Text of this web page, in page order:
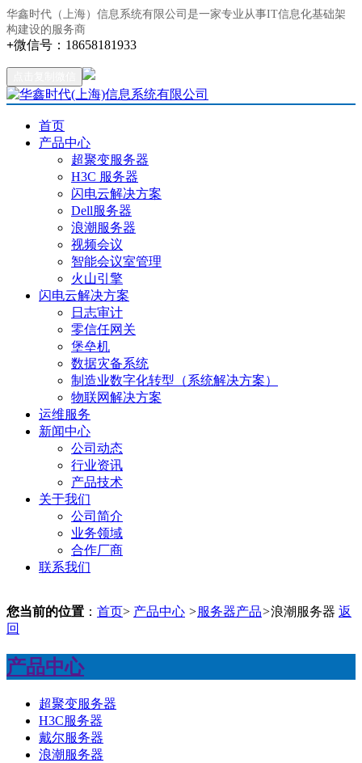
华鑫时代（上海）信息系统有限公司是一家专业从事IT信息化基础架
构建设的服务商
+微信号： 18658181933
首页
产品中心
超聚变服务器
H3C 服务器
闪电云解决方案
Dell服务器
浪潮服务器
视频会议
智能会议室管理
火山引擎
闪电云解决方案
日志审计
零信任网关
堡垒机
数据灾备系统
制造业数字化转型（系统解决方案）
物联网解决方案
运维服务
新闻中心
公司动态
行业资讯
产品技术
关于我们
公司简介
业务领域
合作厂商
联系我们
您当前的位置 ： 首页> 产品中心 >服务器产品>浪潮服务器 返
回
产品中心
超聚变服务器
H3C服务器
戴尔服务器
浪潮服务器